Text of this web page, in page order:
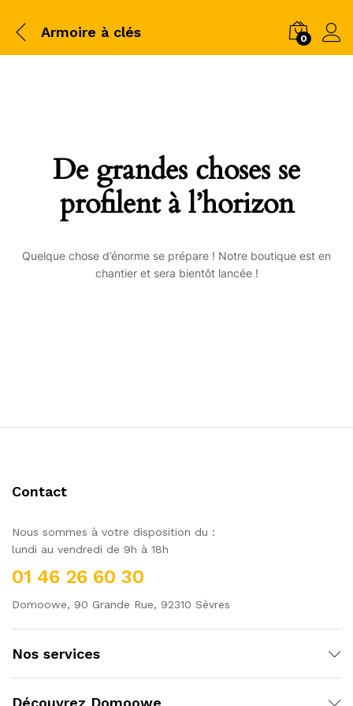
Armoire à clés 0
De grandes choses se
profilent à l’horizon
Quelque chose d’énorme se prépare ! Notre boutique est en
chantier et sera bientôt lancée !
Contact
Nous sommes à votre disposition du :
lundi au vendredi de 9h à 18h
01 46 26 60 30
Domoowe, 90 Grande Rue, 92310 Sèvres
Nos services
Découvrez Domoowe